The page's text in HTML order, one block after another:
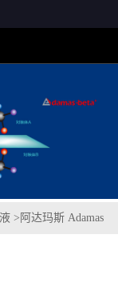
> 阿达玛斯 Adamas